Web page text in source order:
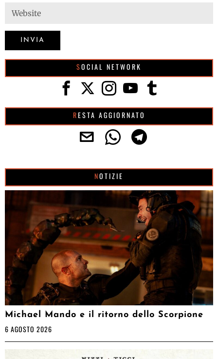
SOCIAL NETWORK
RESTA AGGIORNATO
NOTIZIE
Michael Mando e il ritorno dello Scorpione
6 AGOSTO 2026